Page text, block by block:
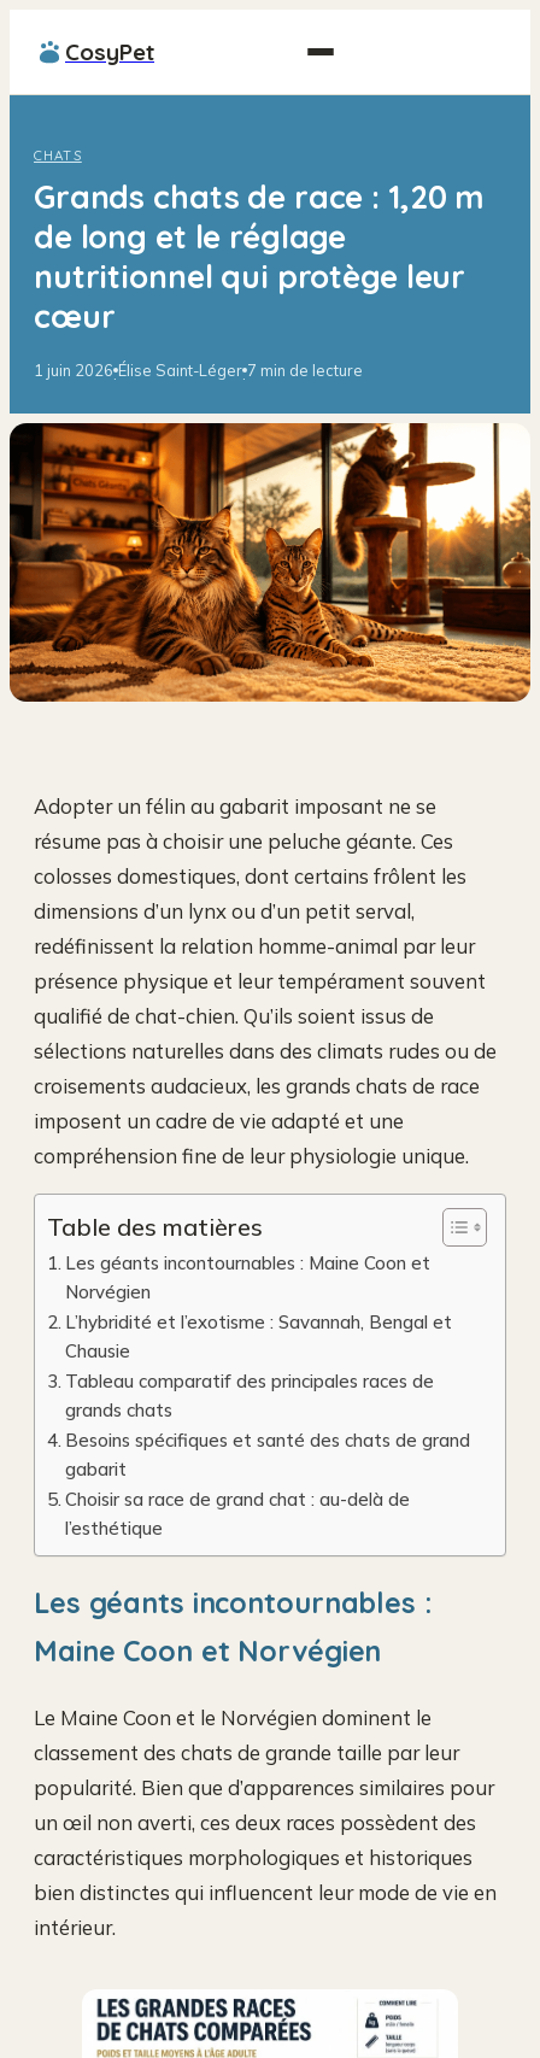
CosyPet
CHATS
Grands chats de race : 1,20 m
de long et le réglage
nutritionnel qui protège leur
cœur
1 juin 2026·Élise Saint-Léger·7 min de lecture
Adopter un félin au gabarit imposant ne se
résume pas à choisir une peluche géante. Ces
colosses domestiques, dont certains frôlent les
dimensions d’un lynx ou d’un petit serval,
redéfinissent la relation homme-animal par leur
présence physique et leur tempérament souvent
qualifié de chat-chien. Qu’ils soient issus de
sélections naturelles dans des climats rudes ou de
croisements audacieux, les grands chats de race
imposent un cadre de vie adapté et une
compréhension fine de leur physiologie unique.
Table des matières
Les géants incontournables : Maine Coon et
Norvégien
L’hybridité et l’exotisme : Savannah, Bengal et
Chausie
Tableau comparatif des principales races de
grands chats
Besoins spécifiques et santé des chats de grand
gabarit
Choisir sa race de grand chat : au-delà de
l’esthétique
Les géants incontournables :
Maine Coon et Norvégien
Le Maine Coon et le Norvégien dominent le
classement des chats de grande taille par leur
popularité. Bien que d’apparences similaires pour
un œil non averti, ces deux races possèdent des
caractéristiques morphologiques et historiques
bien distinctes qui influencent leur mode de vie en
intérieur.